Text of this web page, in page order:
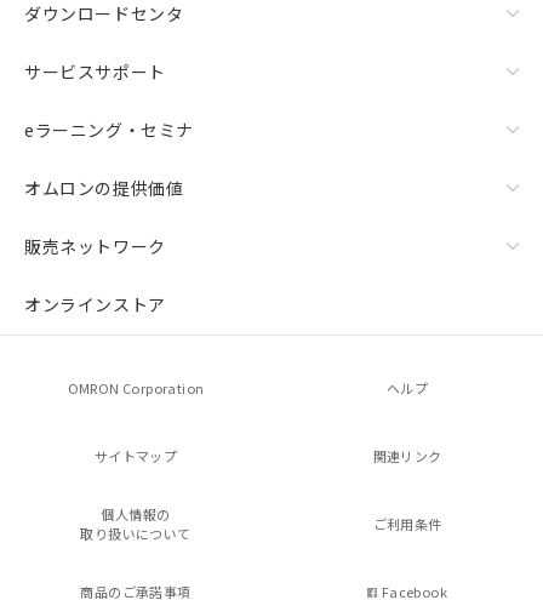
ダウンロードセンタ
サービスサポート
eラーニング・セミナ
オムロンの提供価値
販売ネットワーク
オンラインストア
OMRON Corporation ヘルプ
サイトマップ 関連リンク
個人情報の
取り扱いについて
ご利用条件
商品のご承諾事項 Facebook